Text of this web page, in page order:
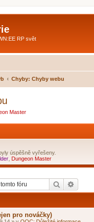
RP svět
Chyby: Chyby webu
Master
úspěšně vyřešeny.
Dungeon Master
Hledat
pro nováčky)